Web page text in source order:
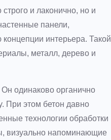
и лаконично, но и
панели,
интерьера. Такой
металл, дерево и
одинаково органично
При этом бетон давно
технологии обработки
визуально напоминающие